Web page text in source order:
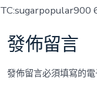
TC:sugarpopular900
發佈留言
發佈留言必須填寫的